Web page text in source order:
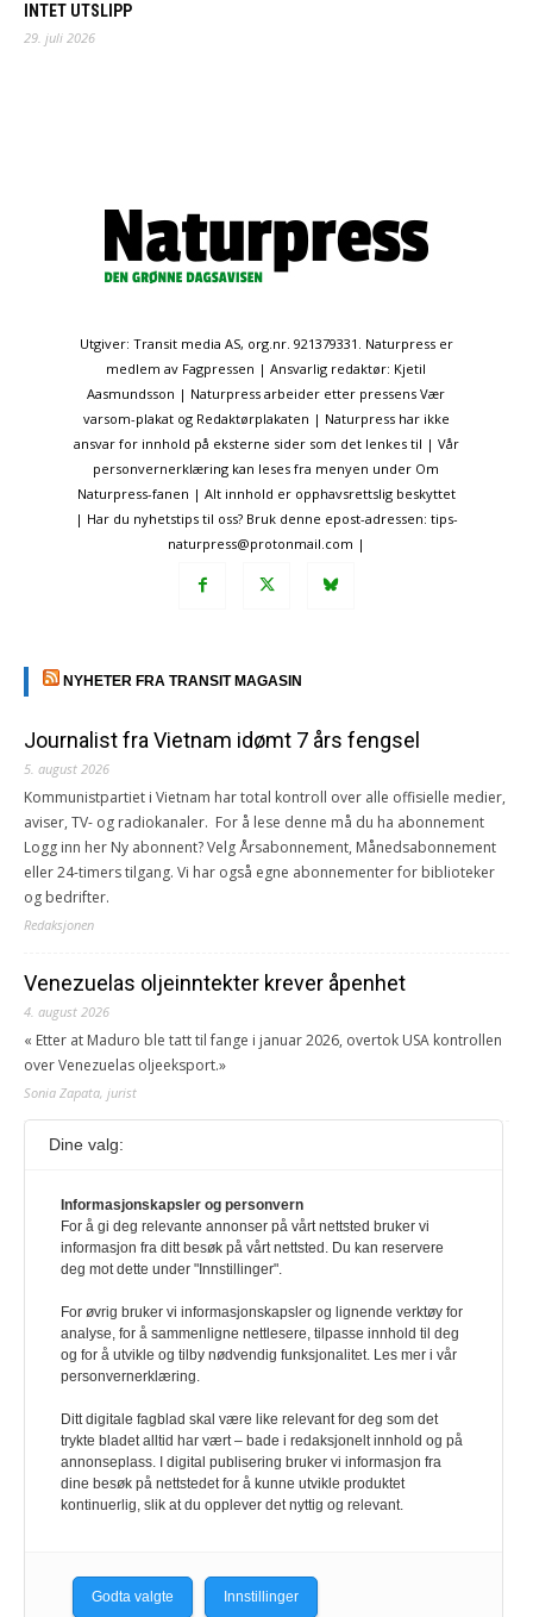
INTET UTSLIPP
29. juli 2026
Utgiver: Transit media AS, org.nr. 921379331. Naturpress er
medlem av Fagpressen | Ansvarlig redaktør: Kjetil
Aasmundsson | Naturpress arbeider etter pressens Vær
varsom-plakat og Redaktørplakaten | Naturpress har ikke
ansvar for innhold på eksterne sider som det lenkes til | Vår
personvernerklæring kan leses fra menyen under Om
Naturpress-fanen | Alt innhold er opphavsrettslig beskyttet
| Har du nyhetstips til oss? Bruk denne epost-adressen: tips-
naturpress@protonmail.com |
NYHETER FRA TRANSIT MAGASIN
Journalist fra Vietnam idømt 7 års fengsel
5. august 2026
Kommunistpartiet i Vietnam har total kontroll over alle offisielle medier,
aviser, TV- og radiokanaler. For å lese denne må du ha abonnement
Logg inn her Ny abonnent? Velg Årsabonnement, Månedsabonnement
eller 24-timers tilgang. Vi har også egne abonnementer for biblioteker
og bedrifter.
Redaksjonen
Venezuelas oljeinntekter krever åpenhet
4. august 2026
« Etter at Maduro ble tatt til fange i januar 2026, overtok USA kontrollen
over Venezuelas oljeeksport.»
Sonia Zapata, jurist
117,8 millioner er på flukt, en nedgang fra forrige
1. august 2026
Ville ha tilsvart verdens trettende største land i folketall. For å lese
denne må du ha abonnement Logg inn her Ny abonnent? Velg
også egne abonnementer for biblioteker og bedrifter.
Redaksjonen
Dine valg:
Informasjonskapsler og personvern
For å gi deg relevante annonser på vårt nettsted bruker vi
informasjon fra ditt besøk på vårt nettsted. Du kan reservere
deg mot dette under "Innstillinger".
For øvrig bruker vi informasjonskapsler og lignende verktøy for
analyse, for å sammenligne nettlesere, tilpasse innhold til deg
og for å utvikle og tilby nødvendig funksjonalitet. Les mer i vår
personvernerklæring.
Ditt digitale fagblad skal være like relevant for deg som det
trykte bladet alltid har vært – bade i redaksjonelt innhold og på
annonseplass. I digital publisering bruker vi informasjon fra
dine besøk på nettstedet for å kunne utvikle produktet
kontinuerlig, slik at du opplever det nyttig og relevant.
Godta valgte Innstillinger